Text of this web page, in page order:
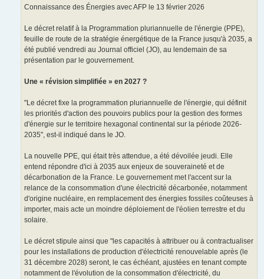
Connaissance des Énergies avec AFP le 13 février 2026
Le décret relatif à la Programmation pluriannuelle de l'énergie (PPE),
feuille de route de la stratégie énergétique de la France jusqu'à 2035, a
été publié vendredi au Journal officiel (JO), au lendemain de sa
présentation par le gouvernement.
Une « révision simplifiée » en 2027 ?
"Le décret fixe la programmation pluriannuelle de l'énergie, qui définit
les priorités d'action des pouvoirs publics pour la gestion des formes
d'énergie sur le territoire hexagonal continental sur la période 2026-
2035", est-il indiqué dans le JO.
La nouvelle PPE, qui était très attendue, a été dévoilée jeudi. Elle
entend répondre d'ici à 2035 aux enjeux de souveraineté et de
décarbonation de la France. Le gouvernement met l'accent sur la
relance de la consommation d'une électricité décarbonée, notamment
d'origine nucléaire, en remplacement des énergies fossiles coûteuses à
importer, mais acte un moindre déploiement de l'éolien terrestre et du
solaire.
Le décret stipule ainsi que "les capacités à attribuer ou à contractualiser
pour les installations de production d'électricité renouvelable après (le
31 décembre 2028) seront, le cas échéant, ajustées en tenant compte
notamment de l'évolution de la consommation d'électricité, du